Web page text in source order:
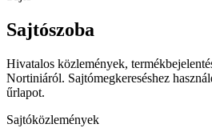
Sajtószoba
Hivatalos közlemények,
Nortiniáról. Sajtómegkereséshez
űrlapot.
Sajtóközlemények